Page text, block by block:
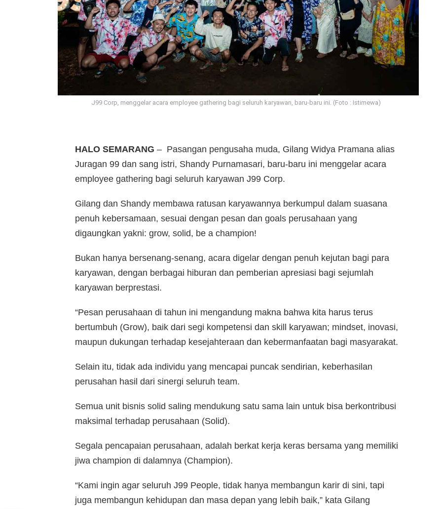
J99 Corp, menggelar acara employee gathering bagi seluruh karyawan, baru-baru ini. (Foto : Istimewa)
HALO SEMARANG – Pasangan pengusaha muda, Gilang Widya Pramana alias
Juragan 99 dan sang istri, Shandy Purnamasari, baru-baru ini menggelar acara
employee gathering bagi seluruh karyawan J99 Corp.
Gilang dan Shandy membawa ratusan karyawannya berkumpul dalam suasana
penuh kebersamaan, sesuai dengan pesan dan goals perusahaan yang
digaungkan yakni: grow, solid, be a champion!
Bukan hanya bersenang-senang, acara digelar dengan penuh kejutan bagi para
karyawan, dengan berbagai hiburan dan pemberian apresiasi bagi sejumlah
karyawan berprestasi.
“Pesan perusahaan di tahun ini mengandung makna bahwa kita harus terus
bertumbuh (Grow), baik dari segi kompetensi dan skill karyawan; mindset, inovasi,
maupun dukungan terhadap kesejahteraan dan kebermanfaatan bagi masyarakat.
Selain itu, tidak ada individu yang mencapai puncak sendirian, keberhasilan
perusahan hasil dari sinergi seluruh team.
Semua unit bisnis solid saling mendukung satu sama lain untuk bisa berkontribusi
maksimal terhadap perusahaan (Solid).
Segala pencapaian perusahaan, adalah berkat kerja keras bersama yang memiliki
jiwa champion di dalamnya (Champion).
“Kami ingin agar seluruh J99 People, tidak hanya membangun karir di sini, tapi
juga membangun kehidupan dan masa depan yang lebih baik,” kata Gilang